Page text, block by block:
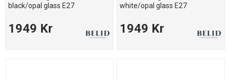
black/opal glass E27
1949 Kr
white/opal glass E27
1949 Kr